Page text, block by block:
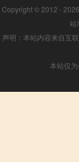
Copyright © 2012 - 2026
站
声明：本站内容来自互
本站仅